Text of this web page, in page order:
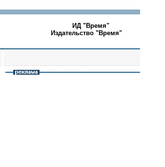
ИД "Время"
Издательство "Время"